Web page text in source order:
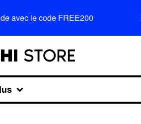
avec le code FREE200